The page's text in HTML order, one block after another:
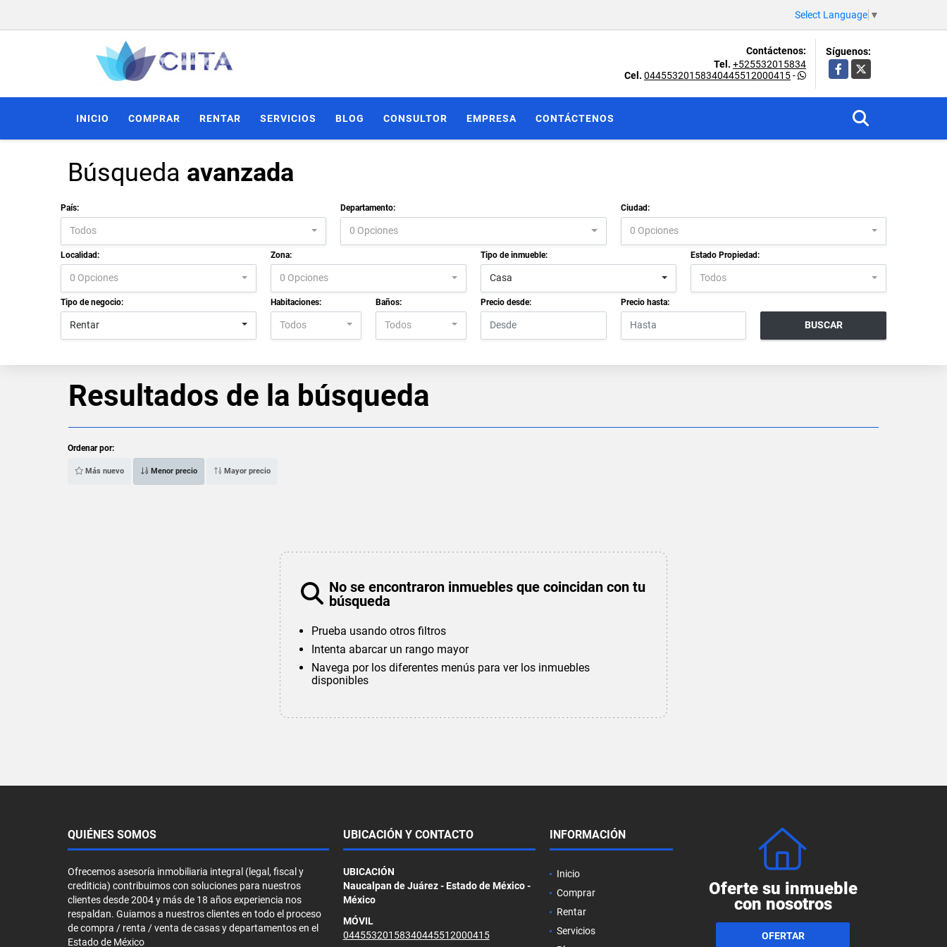
Select Language ▼
Contáctenos:
Tel. +525532015834
Cel. 04455320158340445512000415-
Síguenos:
Facebook
X
INICIO COMPRAR RENTAR SERVICIOS BLOG CONSULTOR EMPRESA CONTÁCTENOS
Búsqueda avanzada
País:
Todos
Departamento:
0 Opciones
Ciudad:
0 Opciones
Localidad:
0 Opciones
Zona:
0 Opciones
Tipo de inmueble:
Casa
Estado Propiedad:
Todos
Tipo de negocio:
Rentar
Habitaciones:
Todos
Baños:
Todos
Precio desde: Precio hasta:
BUSCAR
Resultados de la búsqueda
Ordenar por:
Más nuevo Menor precio Mayor precio
No se encontraron inmuebles que coincidan con tu
búsqueda
Prueba usando otros filtros
Intenta abarcar un rango mayor
Navega por los diferentes menús para ver los inmuebles
disponibles
QUIÉNES SOMOS
Ofrecemos asesoría inmobiliaria integral (legal, fiscal y
crediticia) contribuimos con soluciones para nuestros
clientes desde 2004 y más de 18 años experiencia nos
respaldan. Guiamos a nuestros clientes en todo el proceso
de compra / renta / venta de casas y departamentos en el
Estado de México
UBICACIÓN Y CONTACTO
UBICACIÓN
Naucalpan de Juárez - Estado de México -
México
MÓVIL
04455320158340445512000415
INFORMACIÓN
Inicio
Comprar
Rentar
Servicios
Oferte su inmueble
con nosotros
OFERTAR